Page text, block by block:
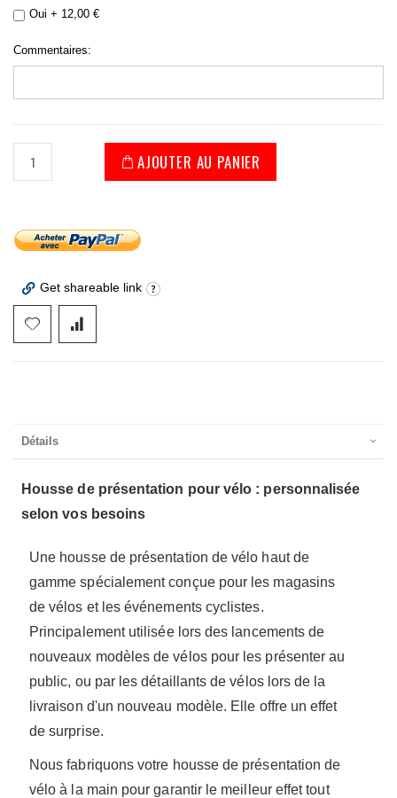
Oui + 12,00 €
Commentaires:
AJOUTER AU PANIER
Get shareable link
Détails
Housse de présentation pour vélo : personnalisée
selon vos besoins
Une housse de présentation de vélo haut de
gamme spécialement conçue pour les magasins
de vélos et les événements cyclistes.
Principalement utilisée lors des lancements de
nouveaux modèles de vélos pour les présenter au
public, ou par les détaillants de vélos lors de la
livraison d'un nouveau modèle. Elle offre un effet
de surprise.
Nous fabriquons votre housse de présentation de
vélo à la main pour garantir le meilleur effet tout